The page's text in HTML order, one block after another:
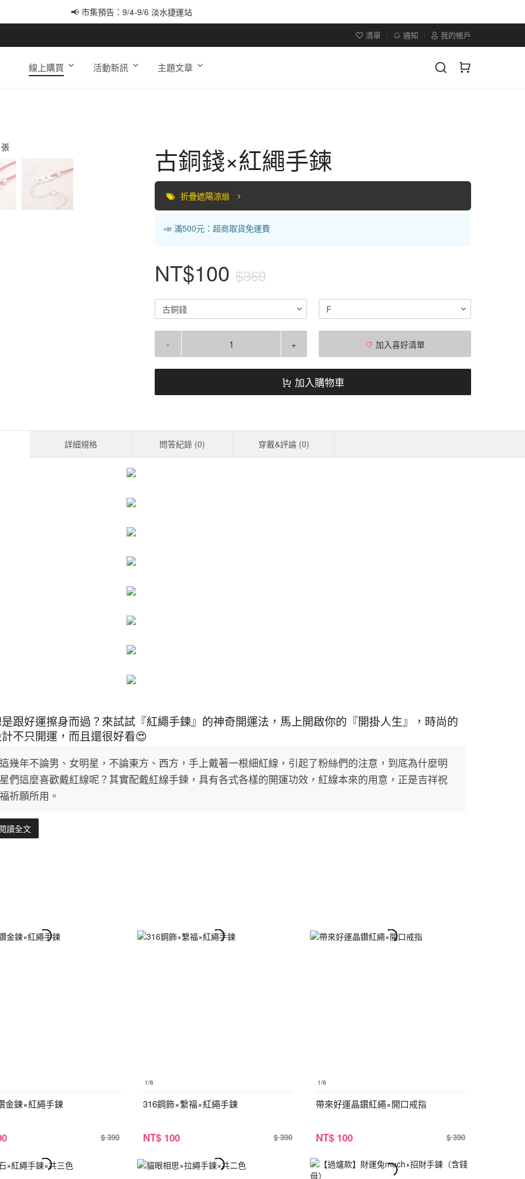
📢 市集預告：9/4-9/6 淡水捷運站
清單 通知 我的帳戶
線上購買 活動新訊 主題文章
古銅錢×紅繩手鍊
折疊遮陽涼扇
📣 滿500元：超商取貨免運費
NT$100 $360
古銅錢 F
- + 加入喜好清單
加入購物車
詳細規格 問答紀錄 (0) 穿戴&評論 (0)
跟好運擦身而過？來試試『紅繩手鍊』的神奇開運法，馬上開啟你的『開掛人生』，時尚的
不只開運，而且還很好看😍
這幾年不論男、女明星，不論東方、西方，手上戴著一根細紅線，引起了粉絲們的注意，到底為什麼明
星們這麼喜歡戴紅線呢？其實配戴紅線手鍊，具有各式各樣的開運功效，紅線本來的用意，正是吉祥祝
福祈願所用。
讀全文
金鍊×紅繩手鍊
$ 390
1/6
316鋼飾×繫福×紅繩手鍊
NT$ 100 $ 390
1/6
帶來好運晶鑽紅繩×開口戒指
NT$ 100 $ 390